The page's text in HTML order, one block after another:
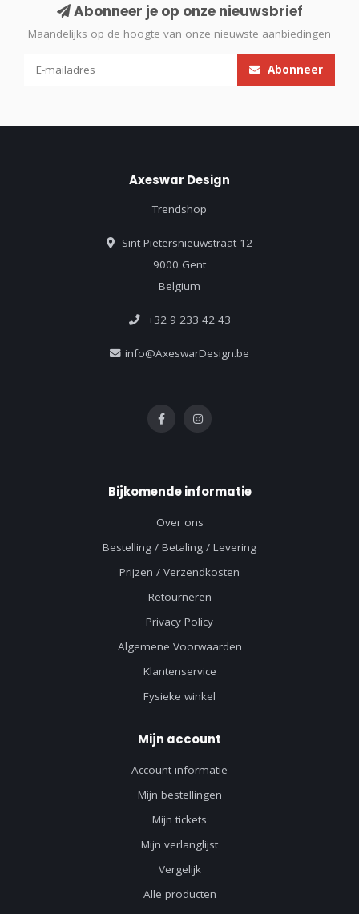
Abonneer je op onze nieuwsbrief
Maandelijks op de hoogte van onze nieuwste aanbiedingen
Abonneer
Axeswar Design
Trendshop
Sint-Pietersnieuwstraat 12
9000 Gent
Belgium
+32 9 233 42 43
info@AxeswarDesign.be
Bijkomende informatie
Over ons
Bestelling / Betaling / Levering
Prijzen / Verzendkosten
Retourneren
Privacy Policy
Algemene Voorwaarden
Klantenservice
Fysieke winkel
Mijn account
Account informatie
Mijn bestellingen
Mijn tickets
Mijn verlanglijst
Vergelijk
Alle producten